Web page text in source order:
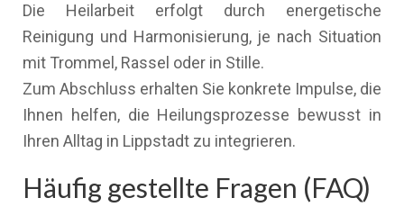
Die Heilarbeit erfolgt durch energetische
Reinigung und Harmonisierung, je nach Situation
mit Trommel, Rassel oder in Stille.
Zum Abschluss erhalten Sie konkrete Impulse, die
Ihnen helfen, die Heilungsprozesse bewusst in
Ihren Alltag in Lippstadt zu integrieren.
Häufig gestellte Fragen (FAQ)